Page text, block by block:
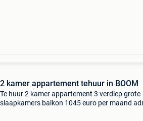
2 kamer appartement tehuur in BOOM
Te huur 2 kamer appartement 3 verdiep grote
slaapkamers balkon 1045 euro per maand